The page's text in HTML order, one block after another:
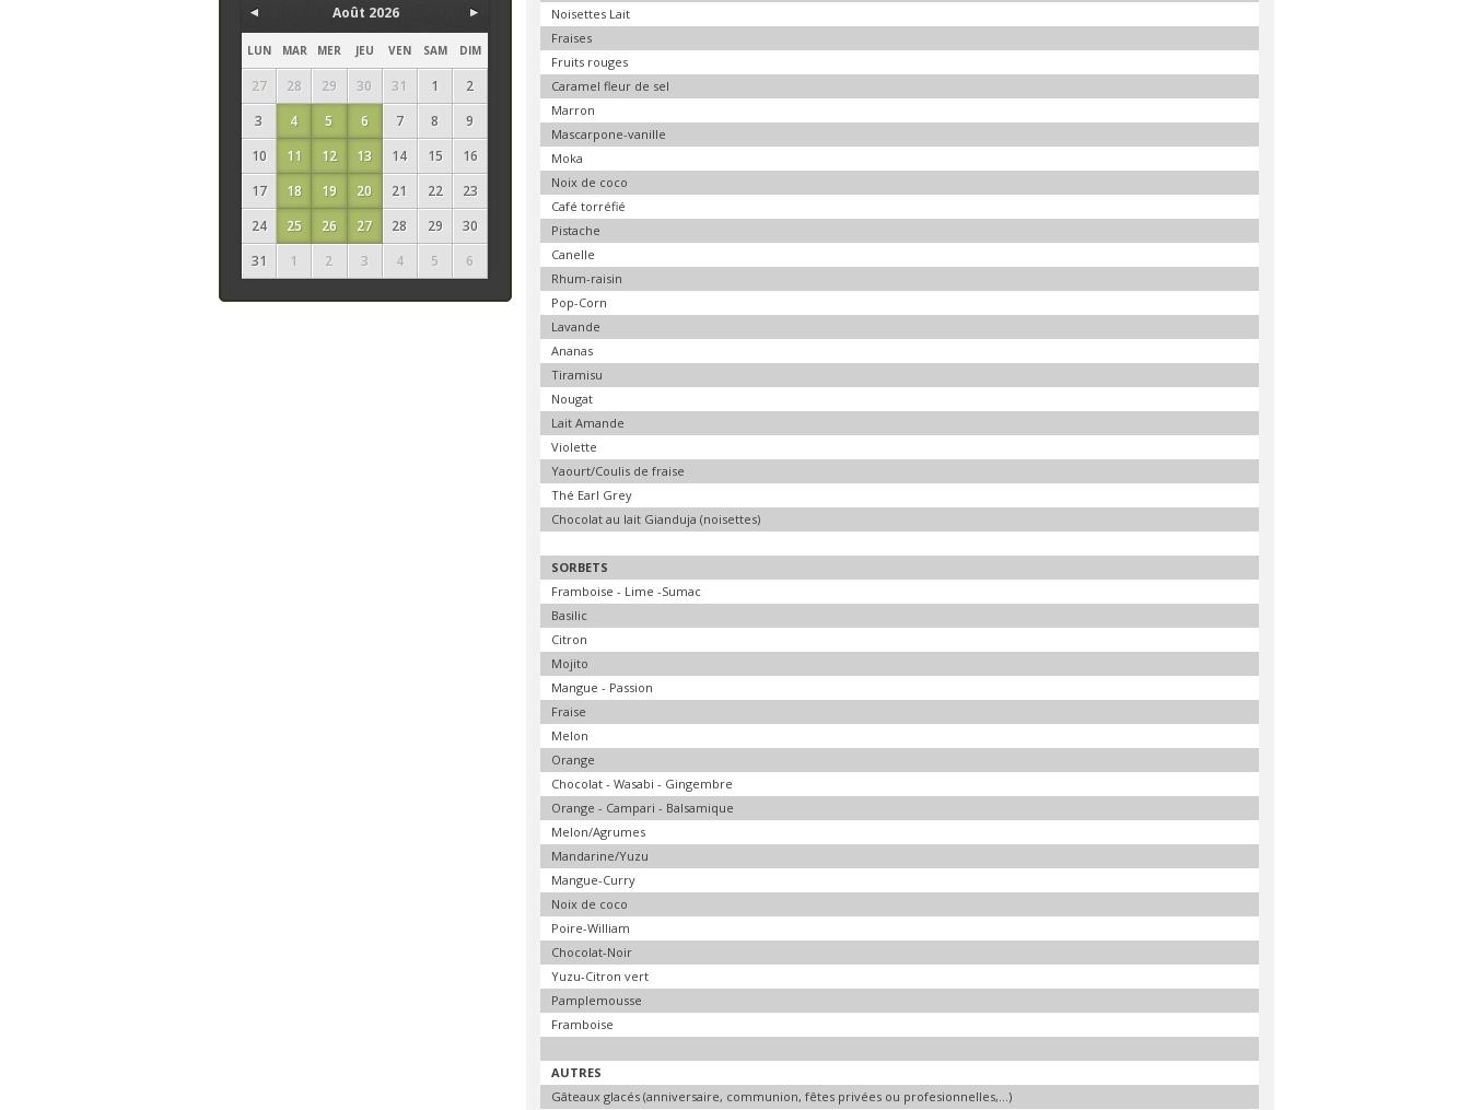
Août 2026
LUN MAR MER JEU VEN SAM DIM
27 28 29 30 31 1
2
3
4 5 6 7 8
9
10
11 12 13 14 15
16
17
18 19 20 21 22
23
24
25 26 27 28 29
30
31
1 2 3 4 5 6
Noisettes Lait
Fraises
Fruits rouges
Caramel fleur de sel
Marron
Mascarpone-vanille
Moka
Noix de coco
Café torréfié
Pistache
Canelle
Rhum-raisin
Pop-Corn
Lavande
Ananas
Tiramisu
Nougat
Lait Amande
Violette
Yaourt/Coulis de fraise
Thé Earl Grey
Chocolat au lait Gianduja (noisettes)
SORBETS
Framboise - Lime -Sumac
Basilic
Citron
Mojito
Mangue - Passion
Fraise
Melon
Orange
Chocolat - Wasabi - Gingembre
Orange - Campari - Balsamique
Melon/Agrumes
Mandarine/Yuzu
Mangue-Curry
Noix de coco
Poire-William
Chocolat-Noir
Yuzu-Citron vert
Pamplemousse
Framboise
AUTRES
Gâteaux glacés (anniversaire, communion, fêtes privées ou profesionnelles,...)